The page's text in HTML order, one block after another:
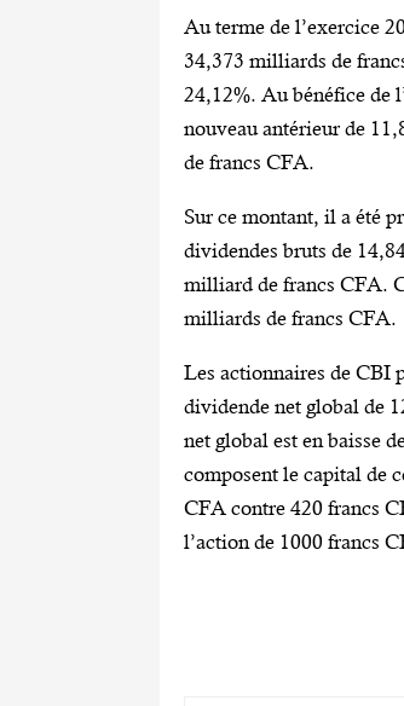
Au terme de l’exercice
34,373 milliards de
24,12%. Au bénéfice de
nouveau antérieur de
de francs CFA.
Sur ce montant, il a été
dividendes bruts de
milliard de francs CFA.
milliards de francs CFA.
Les actionnaires de CBI
dividende net global de
net global est en baisse
composent le capital de
CFA contre 420 francs
l’action de 1000 francs